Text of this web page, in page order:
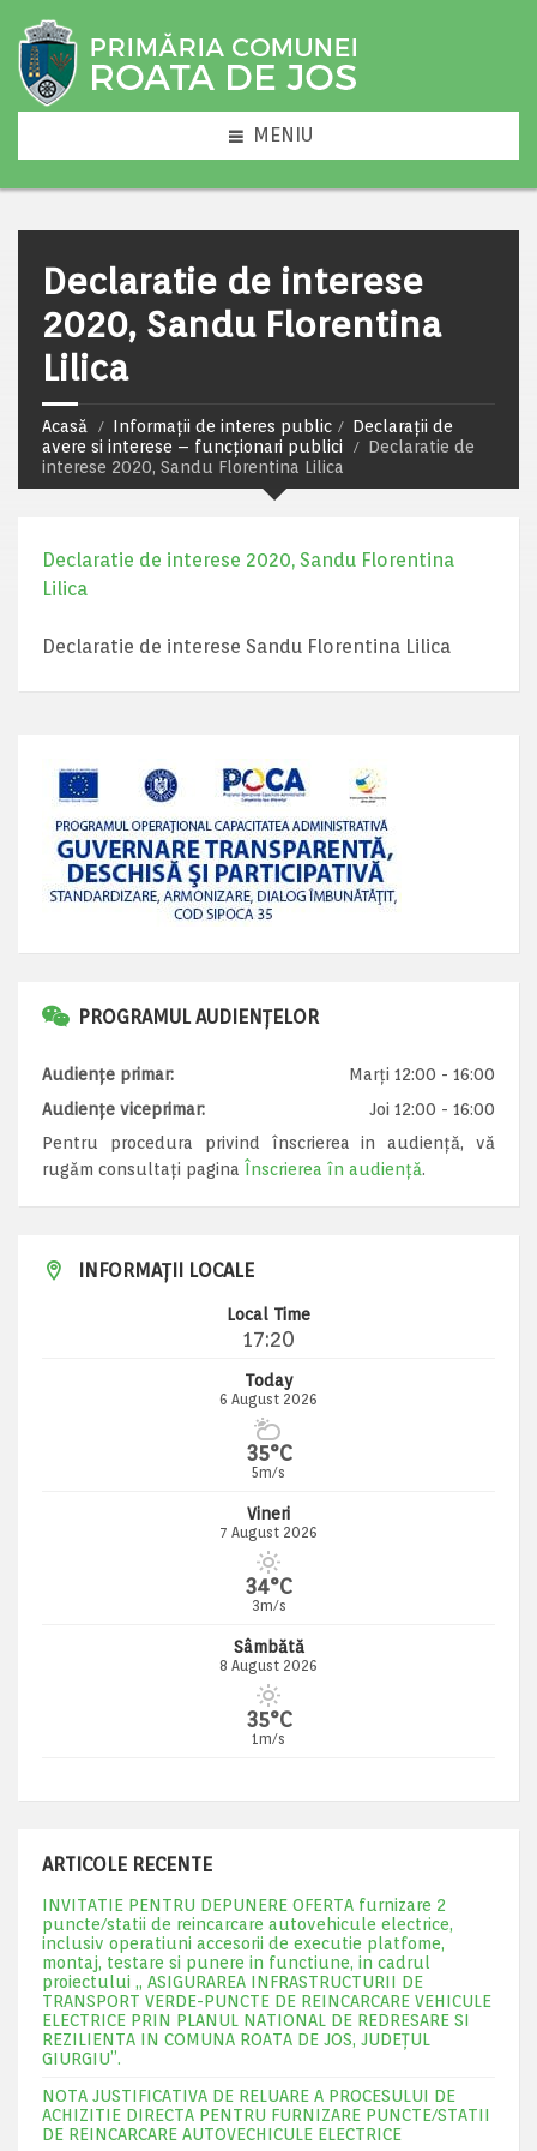
MENIU
Declaratie de interese
2020, Sandu Florentina
Lilica
Acasă Informații de interes public
Declarații de
avere si interese – funcționari publici
Declaratie de
interese 2020, Sandu Florentina Lilica
Declaratie de interese 2020, Sandu Florentina
Lilica
Declaratie de interese Sandu Florentina Lilica
PROGRAMUL AUDIENȚELOR
Audiențe primar:
Marți 12:00 - 16:00
Audiențe viceprimar:
Joi 12:00 - 16:00
Pentru procedura privind înscrierea in audiență, vă
rugăm consultați pagina Înscrierea în audiență.
INFORMAȚII LOCALE
Local Time
17:20
Today
6 August 2026
35°C
5m/s
Vineri
7 August 2026
34°C
3m/s
Sâmbătă
8 August 2026
35°C
1m/s
ARTICOLE RECENTE
INVITATIE PENTRU DEPUNERE OFERTA furnizare 2
puncte/statii de reincarcare autovehicule electrice,
inclusiv operatiuni accesorii de executie platfome,
montaj, testare si punere in functiune, in cadrul
proiectului „ ASIGURAREA INFRASTRUCTURII DE
TRANSPORT VERDE-PUNCTE DE REINCARCARE VEHICULE
ELECTRICE PRIN PLANUL NATIONAL DE REDRESARE SI
REZILIENTA IN COMUNA ROATA DE JOS, JUDEŢUL
GIURGIU”.
NOTA JUSTIFICATIVA DE RELUARE A PROCESULUI DE
ACHIZITIE DIRECTA PENTRU FURNIZARE PUNCTE/STATII
DE REINCARCARE AUTOVECHICULE ELECTRICE